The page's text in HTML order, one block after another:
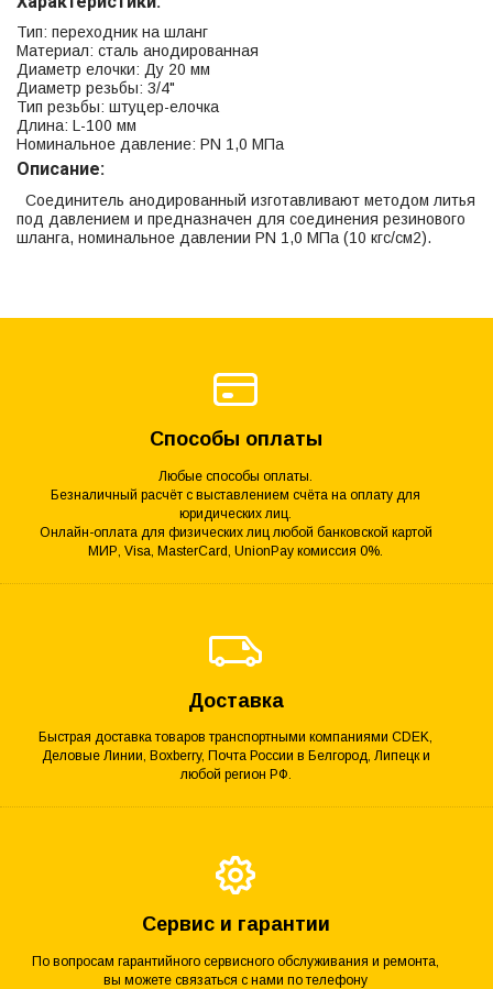
Тип: переходник на шланг
Материал: сталь анодированная
Диаметр елочки: Ду 20 мм
Диаметр резьбы: 3/4"
Тип резьбы: штуцер-елочка
Длина: L-100 мм
Номинальное давление: PN 1,0 МПа
Описание:
Соединитель анодированный изготавливают методом литья
под давлением и предназначен для соединения резинового
шланга, номинальное давлении PN 1,0 МПа (10 кгс/см2).
Способы оплаты
Любые способы оплаты.
Безналичный расчёт с выставлением счёта на оплату для
юридических лиц.
Онлайн-оплата для физических лиц любой банковской картой
МИР, Visa, MasterCard, UnionPay комиссия 0%.
Доставка
Быстрая доставка товаров транспортными компаниями CDEK,
Деловые Линии, Boxberry, Почта России в Белгород, Липецк и
любой регион РФ.
Сервис и гарантии
По вопросам гарантийного сервисного обслуживания и ремонта,
вы можете связаться с нами по телефону